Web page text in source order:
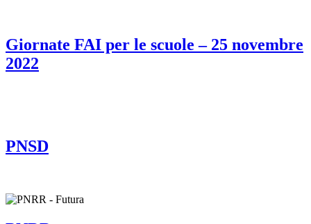
Giornate FAI per le scuole – 25 novembre
2022
PNSD